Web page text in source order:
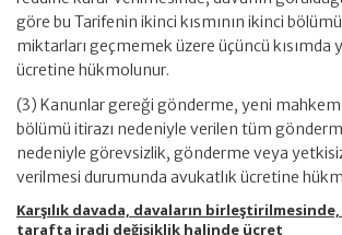
göre bu Tarifenin ikinci kısmının ikinci
miktarları geçmemek üzere üçüncü kısımda
ücretine hükmolunur.
(3) Kanunlar gereği gönderme, yeni
bölümü itirazı nedeniyle verilen tüm
nedeniyle görevsizlik, gönderme veya
verilmesi durumunda avukatlık ücretine
Karşılık davada, davaların birleştirilmesinde,
tarafta iradi değişiklik halinde ücret